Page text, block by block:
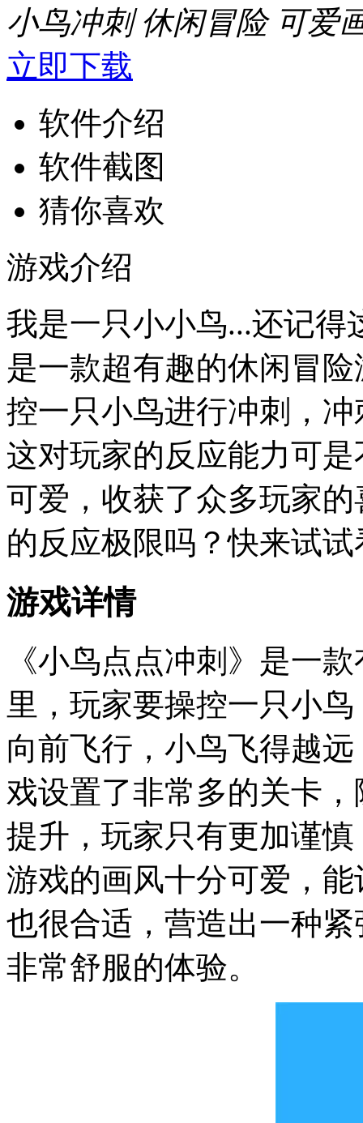
小鸟冲刺 休闲冒险 可爱
立即下载
软件介绍
软件截图
猜你喜欢
游戏介绍
我是一只小小鸟...还记得
是一款超有趣的休闲冒
控一只小鸟进行冲刺，
这对玩家的反应能力可
可爱，收获了众多玩家
的反应极限吗？快来试试
游戏详情
《小鸟点点冲刺》是一
里，玩家要操控一只小
向前飞行，小鸟飞得越
戏设置了非常多的关卡
提升，玩家只有更加谨
游戏的画风十分可爱，
也很合适，营造出一种
非常舒服的体验。